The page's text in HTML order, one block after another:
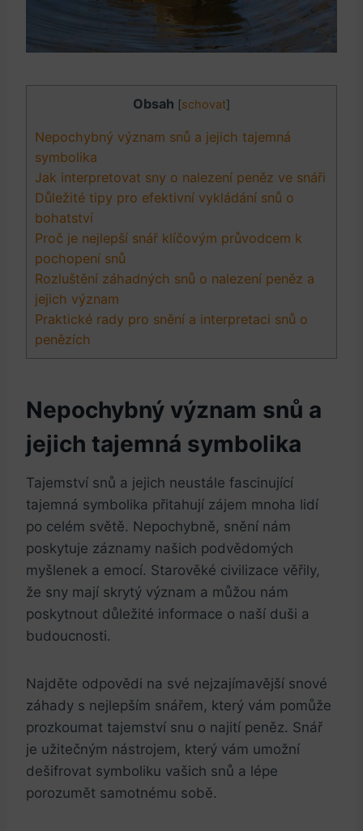
Obsah [schovat]
Nepochybný význam snů a jejich tajemná
symbolika
Jak interpretovat sny o nalezení peněz ve​ snáři
Důležité tipy pro efektivní vykládání ‍snů o
bohatství
Proč je nejlepší snář klíčovým ⁣průvodcem k
pochopení ‌snů
Rozluštění záhadných snů​ o nalezení peněz a
⁤jejich význam
Praktické rady ​pro snění a‍ interpretaci snů o
penězích
Nepochybný význam snů a
jejich tajemná symbolika
Tajemství snů a jejich neustále fascinující
tajemná symbolika přitahují zájem mnoha lidí
po celém světě. Nepochybně, snění nám
poskytuje záznamy našich podvědomých
‍myšlenek a emocí.‌ Starověké civilizace věřily,
že sny⁢ mají skrytý význam a můžou nám
poskytnout‍ důležité informace o naší duši a
budoucnosti.
Najděte odpovědi na své nejzajímavější snové
záhady s​ nejlepším ⁢snářem, který vám pomůže
⁢prozkoumat tajemství snu‍ o najití peněz. Snář
je ​užitečným nástrojem,⁣ který vám umožní
dešifrovat symboliku vašich snů a ‌lépe
porozumět samotnému sobě.